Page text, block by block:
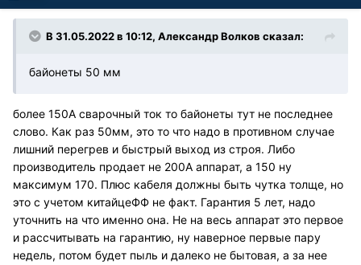
В 31.05.2022 в 10:12, Александр Волков сказал:
байонеты 50 мм
более 150А сварочный ток то байонеты тут не последнее
слово. Как раз 50мм, это то что надо в противном случае
лишний перегрев и быстрый выход из строя. Либо
производитель продает не 200А аппарат, а 150 ну
максимум 170. Плюс кабеля должны быть чутка толще, но
это с учетом китайцеФФ не факт. Гарантия 5 лет, надо
уточнить на что именно она. Не на весь аппарат это первое
и рассчитывать на гарантию, ну наверное первые пару
недель, потом будет пыль и далеко не бытовая, а за нее